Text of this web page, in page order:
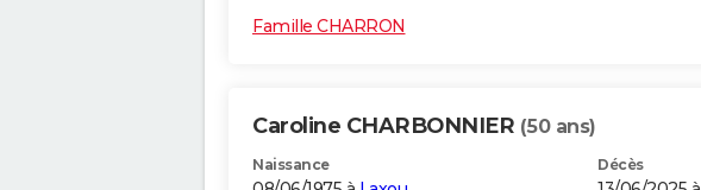
Famille CHARRON
Caroline CHARBONNIER (50 ans)
Naissance Décès